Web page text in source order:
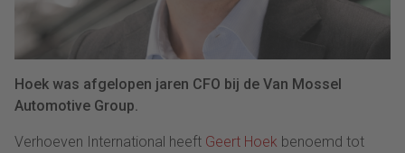
Hoek was afgelopen jaren CFO bij de Van Mossel
Automotive Group.
Verhoeven International heeft Geert Hoek benoemd tot